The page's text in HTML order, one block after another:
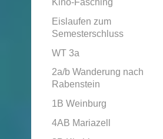
Eislaufen zum
Semesterschluss
WT 3a
2a/b Wanderung nach
Rabenstein
1B Weinburg
4AB Mariazell